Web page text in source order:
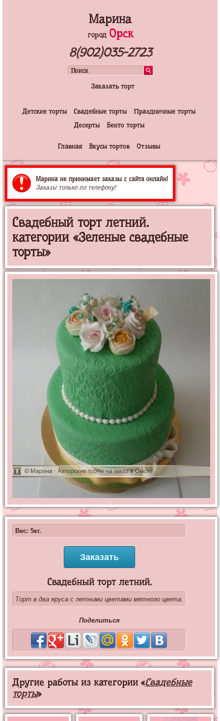
Марина
город Орск
8(902)035-2723
Заказать торт
Детские торты Свадебные торты
Праздничные торты
Десерты
Бенто торты
Главная Вкусы тортов Отзывы
Марина не принимает заказы с сайта онлайн!
Заказы только по телефону!
Свадебный торт летний.
категории «Зеленые свадебные
торты»
Вес: 5кг.
Заказать
Свадебный торт летний.
Торт в два яруса с летними цветами мятного цвета.
Поделиться
Другие работы из категории «Свадебные
торты»